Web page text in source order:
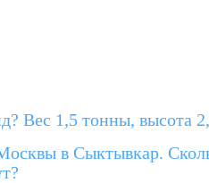
Вес 1,5 тонны, высота
в Сыктывкар.